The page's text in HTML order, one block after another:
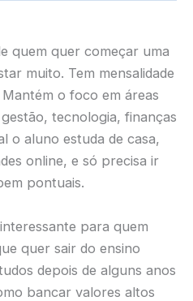
quem quer começar uma
muito. Tem mensalidade
o foco em áreas
tecnologia, finanças
o aluno estuda de casa,
online, e só precisa ir
pontuais.
para quem
quer sair do ensino
depois de alguns anos
bancar valores altos